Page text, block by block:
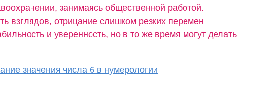
занимаясь общественной работой.
взглядов, отрицание слишком резких перемен
и уверенность, но в то же время могут делать
значения числа 6 в нумерологии